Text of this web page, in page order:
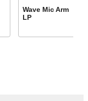
Wave Mic Arm
LP